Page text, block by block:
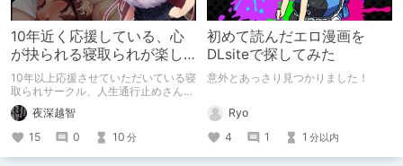
10年近く応援している、心
が抉られる寝取られが楽し
めるサークル
10年以上応援させていただいている寝
取られサークル、人生通行止めさんの
新作がとても良かったので、新作を中
心に、このサークルのゲームを紹介し
たくて、記事を書かせていただく。
キミノオモイからずっと好きな熱心な
ファンとしての記事にどうか、お付き
夜深越智
15
0 10 分
初めて読んだエロ漫画を
DLsiteで探してみた
意外とあっさり見つかりました！
Ryo
4
1 1 分以内